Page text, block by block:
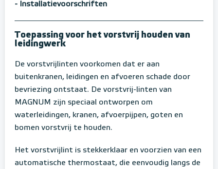
- Installatievoorschriften
Toepassing voor het vorstvrij houden van
leidingwerk
De vorstvrijlinten voorkomen dat er aan
buitenkranen, leidingen en afvoeren schade door
bevriezing ontstaat. De vorstvrij-linten van
MAGNUM zijn speciaal ontworpen om
waterleidingen, kranen, afvoerpijpen, goten en
bomen vorstvrij te houden.
Het vorstvrijlint is stekkerklaar en voorzien van een
automatische thermostaat, die eenvoudig langs de